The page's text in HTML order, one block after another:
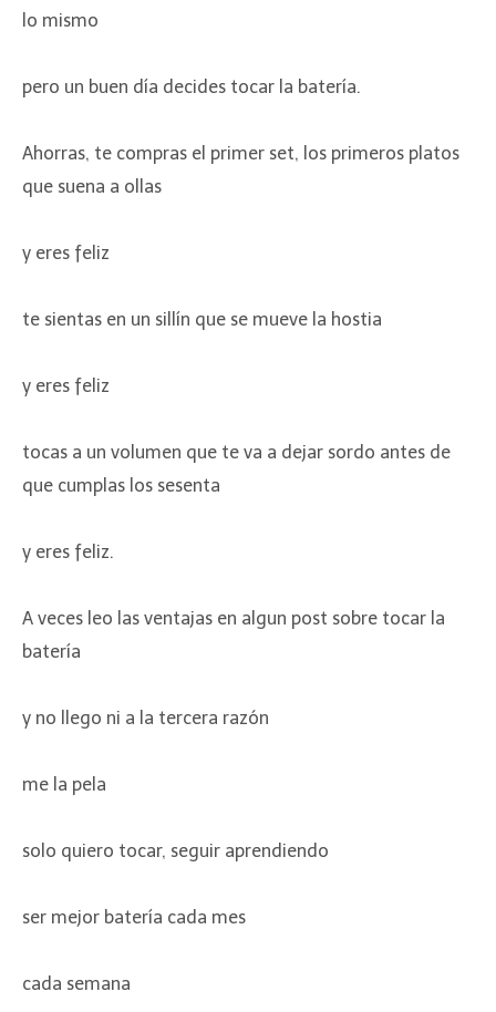
lo mismo
pero un buen día decides tocar la batería.
Ahorras, te compras el primer set, los primeros platos
que suena a ollas
y eres feliz
te sientas en un sillín que se mueve la hostia
y eres feliz
tocas a un volumen que te va a dejar sordo antes de
que cumplas los sesenta
y eres feliz.
A veces leo las ventajas en algun post sobre tocar la
batería
y no llego ni a la tercera razón
me la pela
solo quiero tocar, seguir aprendiendo
ser mejor batería cada mes
cada semana